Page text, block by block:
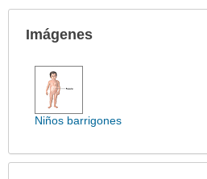
Imágenes
Imágenes
extendido.
Niños barrigones